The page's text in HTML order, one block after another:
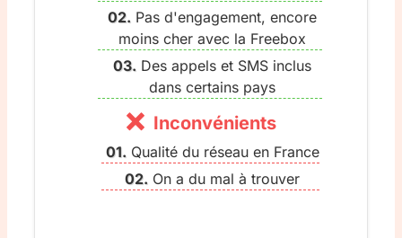
Pas d'engagement, encore
moins cher avec la Freebox
Des appels et SMS inclus
dans certains pays
Inconvénients
Qualité du réseau en France
On a du mal à trouver